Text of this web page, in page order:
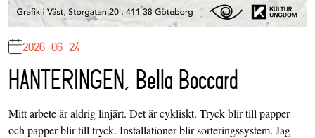
2026-06-24
HANTERINGEN, Bella Boccard
Mitt arbete är aldrig linjärt. Det är cykliskt. Tryck blir till papper
och papper blir till tryck. Installationer blir sorteringssystem. Jag